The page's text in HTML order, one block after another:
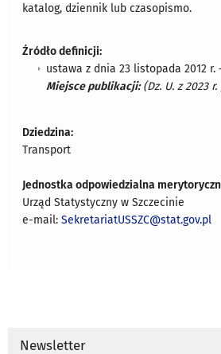
katalog, dziennik lub czasopismo.
Źródło definicji:
ustawa z dnia 23 listopada 2012 r.
Miejsce publikacji:(Dz. U. z 2023 r.
Dziedzina:
Transport
Jednostka odpowiedzialna
Urząd Statystyczny w Szczecinie
e-mail:SekretariatUSSZC@stat.gov.pl
Newsletter